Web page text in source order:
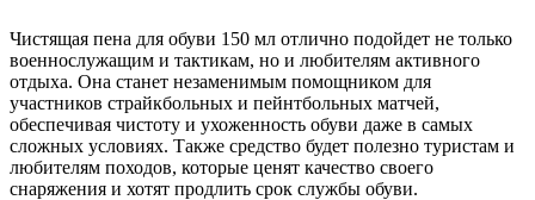
Чистящая пена для обуви 150 мл отлично подойдет не только
военнослужащим и тактикам, но и любителям активного
отдыха. Она станет незаменимым помощником для
участников страйкбольных и пейнтбольных матчей,
обеспечивая чистоту и ухоженность обуви даже в самых
сложных условиях. Также средство будет полезно туристам и
любителям походов, которые ценят качество своего
снаряжения и хотят продлить срок службы обуви.